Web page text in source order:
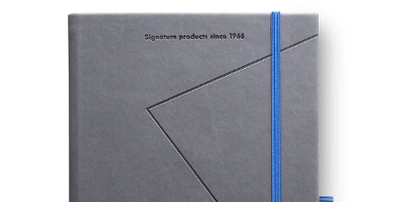
Roller
Bolígrafos multifunción
Digital Writing
Para Android